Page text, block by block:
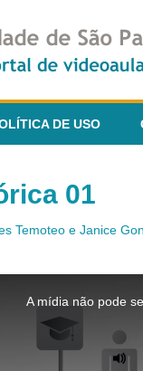
DE USO
01
Temoteo e Janice
A mídia não pode